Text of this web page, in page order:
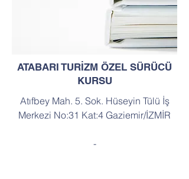
ATABARI TURİZM ÖZEL SÜRÜCÜ
KURSU
Atıfbey Mah. 5. Sok. Hüseyin Tülü İş
Merkezi No:31 Kat:4 Gaziemir/İZMİR
-